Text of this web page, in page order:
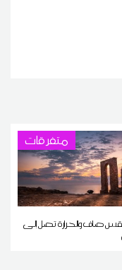
متفرقات
صاف والحرارة تصل إلى